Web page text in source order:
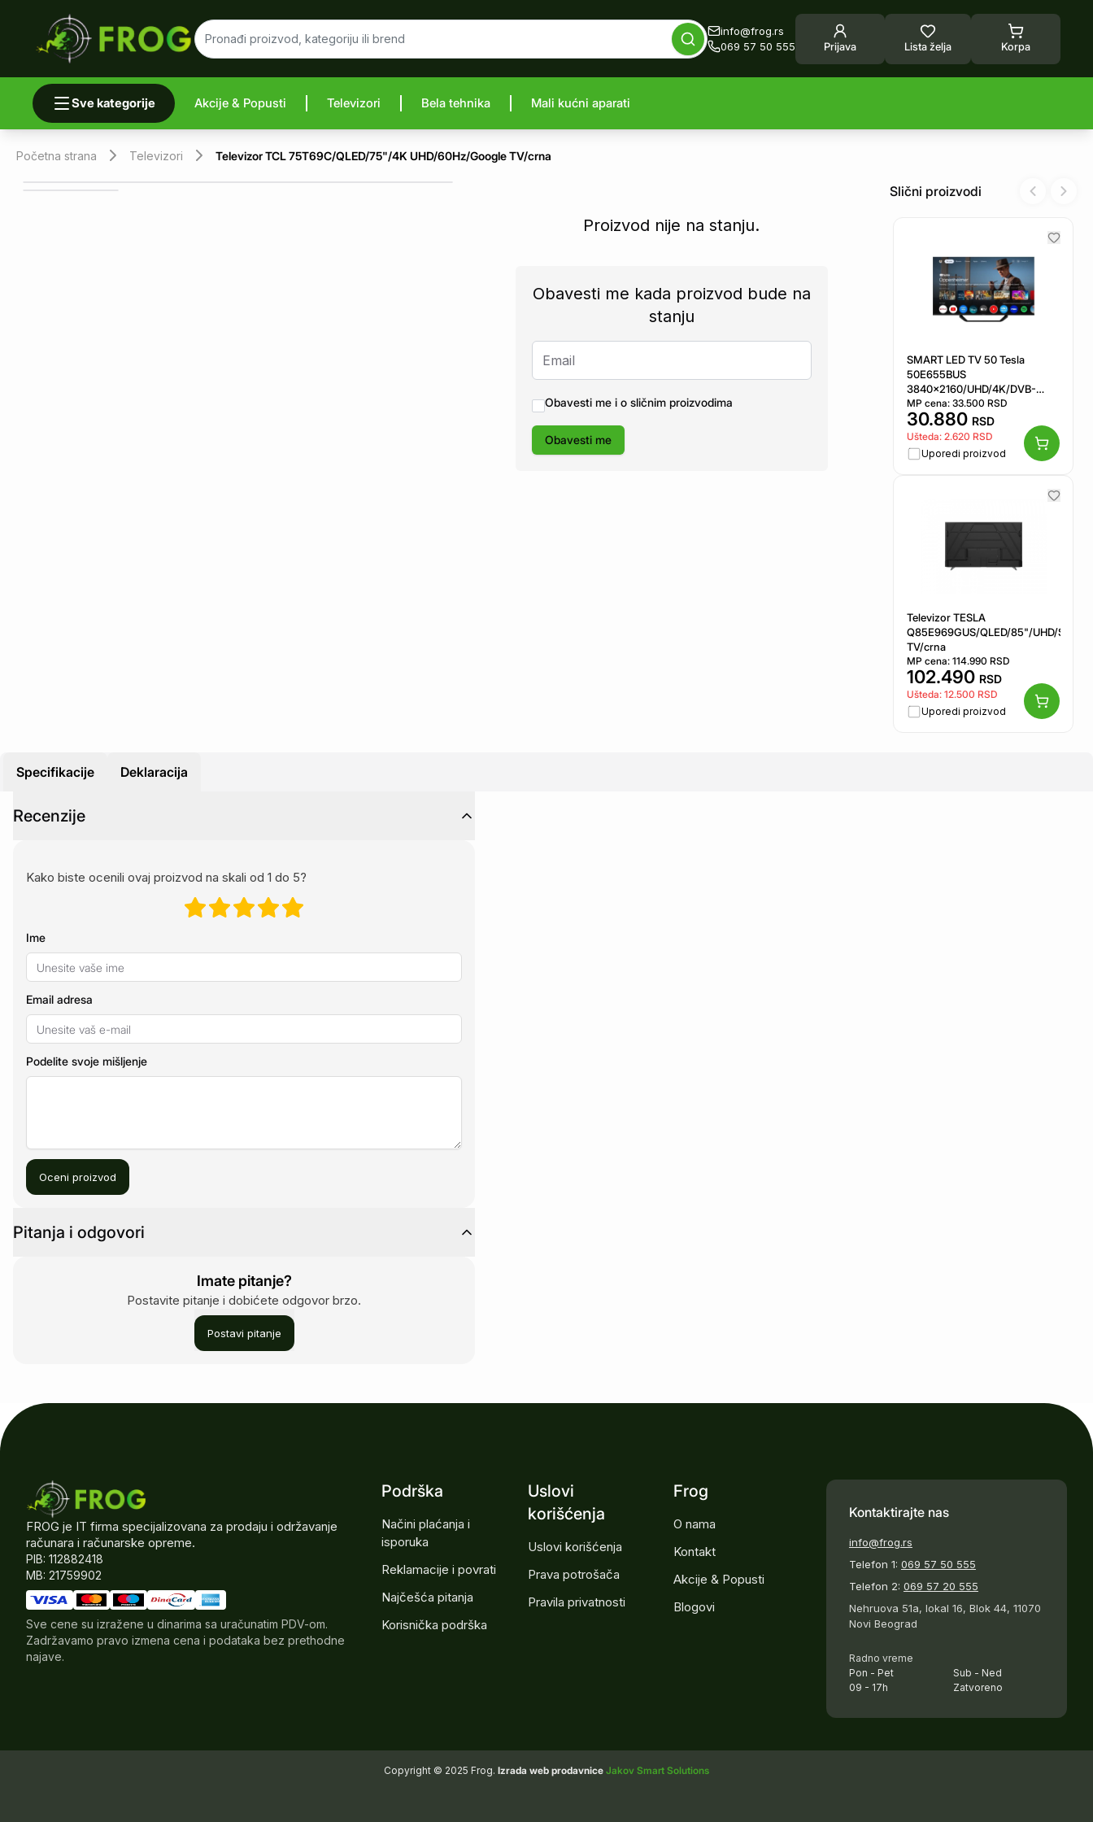
info@frog.rs
069 57 50 555
Prijava Lista želja Korpa
Sve kategorije Akcije & Popusti Televizori Bela tehnika Mali kućni aparati
Početna strana Televizori Televizor TCL 75T69C/QLED/75"/4K UHD/60Hz/Google TV/crna
Proizvod nije na stanju.
Obavesti me kada proizvod bude na
stanju
Obavesti me i o sličnim proizvodima
Obavesti me
Slični proizvodi
SMART LED TV 50 Tesla
50E655BUS
3840x2160/UHD/4K/DVB-
T2/S2/C/Google TV
MP cena: 33.500 RSD
30.880 RSD
Ušteda: 2.620 RSD
Uporedi proizvod
Televizor TESLA
Q85E969GUS/QLED/85"/UHD/
TV/crna
MP cena: 114.990 RSD
102.490 RSD
Ušteda: 12.500 RSD
Uporedi proizvod
Previous
Next
Specifikacije Deklaracija
Recenzije
Kako biste ocenili ovaj proizvod na skali od 1 do 5?
Ime
Email adresa
Podelite svoje mišljenje
Oceni proizvod
Pitanja i odgovori
Imate pitanje?
Postavite pitanje i dobićete odgovor brzo.
Postavi pitanje
FROG je IT firma specijalizovana za prodaju i održavanje
računara i računarske opreme.
PIB: 112882418
MB: 21759902
Sve cene su izražene u dinarima sa uračunatim PDV-om.
Zadržavamo pravo izmena cena i podataka bez prethodne
najave.
Podrška
Načini plaćanja i
isporuka
Reklamacije i povrati
Najčešća pitanja
Korisnička podrška
Uslovi
korišćenja
Uslovi korišćenja
Prava potrošača
Pravila privatnosti
Frog
O nama
Kontakt
Akcije & Popusti
Blogovi
Kontaktirajte nas
info@frog.rs
Telefon 1: 069 57 50 555
Telefon 2: 069 57 20 555
Nehruova 51a, lokal 16, Blok 44, 11070
Novi Beograd
Radno vreme
Pon - Pet
09 - 17h
Sub - Ned
Zatvoreno
Copyright © 2025 Frog. Izrada web prodavnice Jakov Smart Solutions